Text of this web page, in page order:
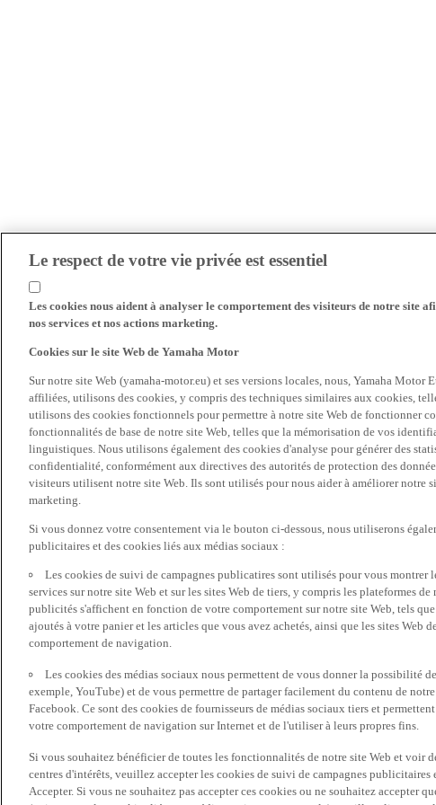
Le respect de votre vie privée est essentiel
Les cookies nous aident à analyser le comportement des visiteurs de notre site
nos services et nos actions marketing.
Cookies sur le site Web de Yamaha Motor
Sur notre site Web (yamaha-motor.eu) et ses versions locales, nous, Yamaha Motor
affiliées, utilisons des cookies, y compris des techniques similaires aux cookies,
utilisons des cookies fonctionnels pour permettre à notre site Web de fonctionner
fonctionnalités de base de notre site Web, telles que la mémorisation de vos
linguistiques. Nous utilisons également des cookies d'analyse pour générer des
confidentialité, conformément aux directives des autorités de protection des
visiteurs utilisent notre site Web. Ils sont utilisés pour nous aider à améliorer notre
marketing.
Si vous donnez votre consentement via le bouton ci-dessous, nous utiliserons
publicitaires et des cookies liés aux médias sociaux :
Les cookies de suivi de campagnes publicatires sont utilisés pour vous montrer
services sur notre site Web et sur les sites Web de tiers, y compris les plateformes
publicités s'affichent en fonction de votre comportement sur notre site Web, tels
ajoutés à votre panier et les articles que vous avez achetés, ainsi que les sites Web
comportement de navigation.
Les cookies des médias sociaux nous permettent de vous donner la possibilité
exemple, YouTube) et de vous permettre de partager facilement du contenu de
Facebook. Ce sont des cookies de fournisseurs de médias sociaux tiers et
votre comportement de navigation sur Internet et de l'utiliser à leurs propres fins.
Si vous souhaitez bénéficier de toutes les fonctionnalités de notre site Web et voir
centres d'intérêts, veuillez accepter les cookies de suivi de campagnes
Accepter. Si vous ne souhaitez pas accepter ces cookies ou ne souhaitez accepter